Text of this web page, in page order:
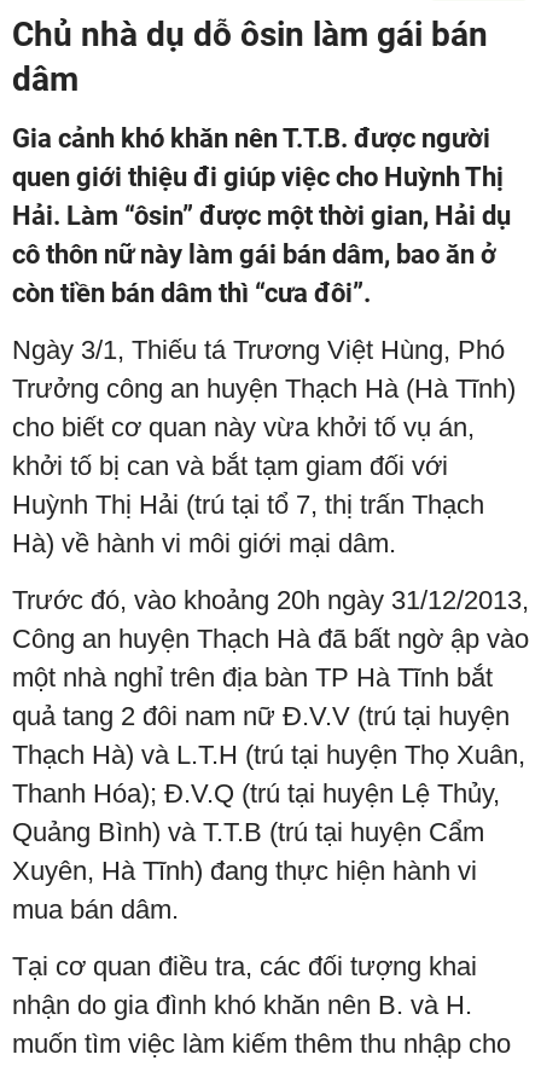
Chủ nhà dụ dỗ ôsin làm gái bán
dâm
Gia cảnh khó khăn nên T.T.B. được người
quen giới thiệu đi giúp việc cho Huỳnh Thị
Hải. Làm “ôsin” được một thời gian, Hải dụ
cô thôn nữ này làm gái bán dâm, bao ăn ở
còn tiền bán dâm thì “cưa đôi”.
Ngày 3/1, Thiếu tá Trương Việt Hùng, Phó
Trưởng công an huyện Thạch Hà (Hà Tĩnh)
cho biết cơ quan này vừa khởi tố vụ án,
khởi tố bị can và bắt tạm giam đối với
Huỳnh Thị Hải (trú tại tổ 7, thị trấn Thạch
Hà) về hành vi môi giới mại dâm.
Trước đó, vào khoảng 20h ngày 31/12/2013,
Công an huyện Thạch Hà đã bất ngờ ập vào
một nhà nghỉ trên địa bàn TP Hà Tĩnh bắt
quả tang 2 đôi nam nữ Đ.V.V (trú tại huyện
Thạch Hà) và L.T.H (trú tại huyện Thọ Xuân,
Thanh Hóa); Đ.V.Q (trú tại huyện Lệ Thủy,
Quảng Bình) và T.T.B (trú tại huyện Cẩm
Xuyên, Hà Tĩnh) đang thực hiện hành vi
mua bán dâm.
Tại cơ quan điều tra, các đối tượng khai
nhận do gia đình khó khăn nên B. và H.
muốn tìm việc làm kiếm thêm thu nhập cho